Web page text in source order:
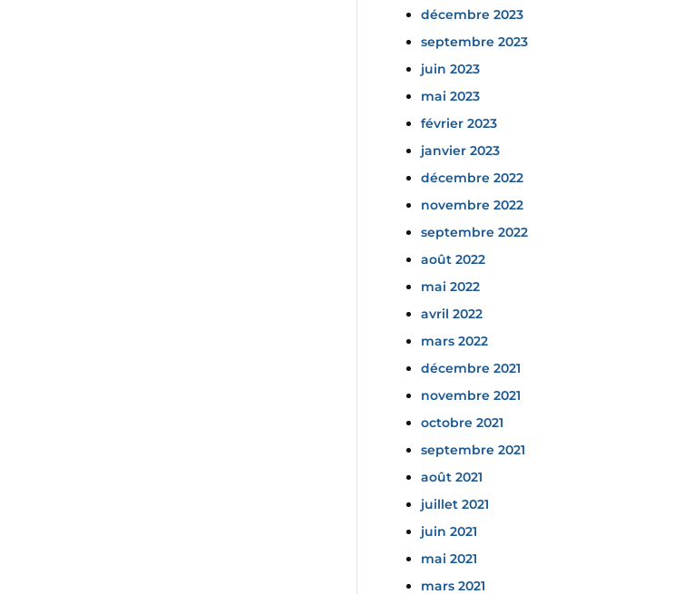
décembre 2023
septembre 2023
juin 2023
mai 2023
février 2023
janvier 2023
décembre 2022
novembre 2022
septembre 2022
août 2022
mai 2022
avril 2022
mars 2022
décembre 2021
novembre 2021
octobre 2021
septembre 2021
août 2021
juillet 2021
juin 2021
mai 2021
mars 2021